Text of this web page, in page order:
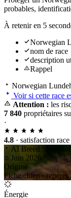
probables,
À retenir en 5
Norwegian
nom de race
description
Rappel
Norwegian
Voir si cette race
Attention : les
7 840 propriétaires
·
4.8 · satisfaction race
AI Breed Snapshot
Juin 2026
Origine
Fiche chien ·
Énergie